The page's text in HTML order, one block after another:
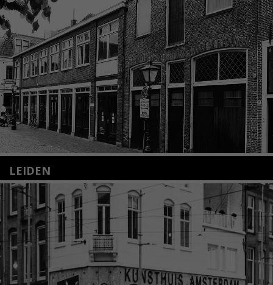
LEIDEN
Nieuwstraat 35
2312 KA Leiden
+31(0)71 – 52 84 480
info@kunsthuisleiden.nl
Lees meer